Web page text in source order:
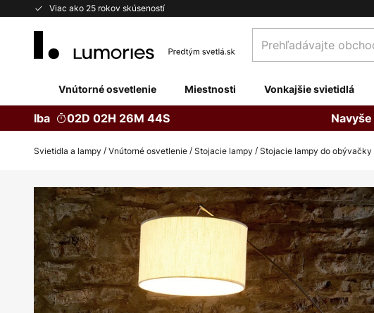
Viac ako 25 rokov skúseností
Skip
Prehľadávajte
obchod
Vnútorné osvetlenie Miestnosti Vonkajšie svietidlá
Iba 02D 02H 26M 43S Navyše
Svietidla a lampy Vnútorné osvetlenie Stojacie lampy Stojacie lampy do obývačky
Preskočiť
na
koniec
galérie
obrázkov